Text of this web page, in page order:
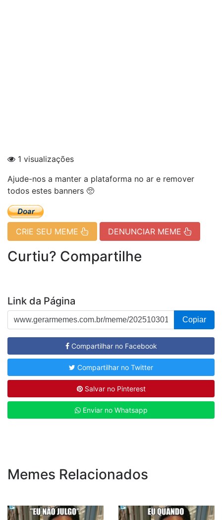
1 visualizações
Ajude-nos a manter a plataforma no ar e remover
todos estes banners 🥺
CRIE SEU MEME DENUNCIAR MEME
Curtiu? Compartilhe
Link da Página
Copiar
Compartilhar no Facebook
Compartilhar no Twitter
Salvar no Pinterest
Enviar no Whatsapp
Memes Relacionados